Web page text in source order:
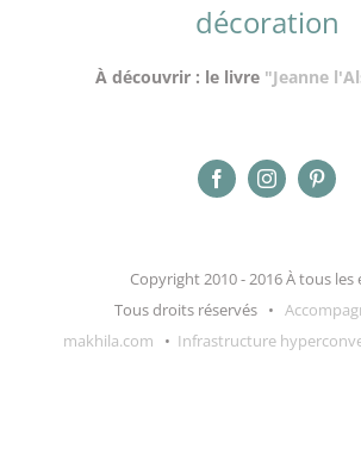
décoration
À découvrir : le livre "Jeanne
Copyright 2010 - 2016 À tous les
Tous droits réservés •
makhila.com • Infrastructure